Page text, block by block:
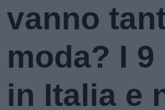
vanno
moda? I
in Italia e